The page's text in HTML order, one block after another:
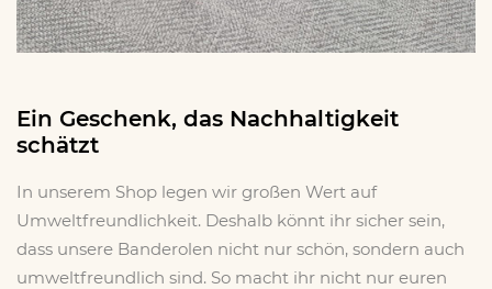
Ein Geschenk, das Nachhaltigkeit
schätzt
In unserem Shop legen wir großen Wert auf
Umweltfreundlichkeit. Deshalb könnt ihr sicher sein,
dass unsere Banderolen nicht nur schön, sondern auch
umweltfreundlich sind. So macht ihr nicht nur euren